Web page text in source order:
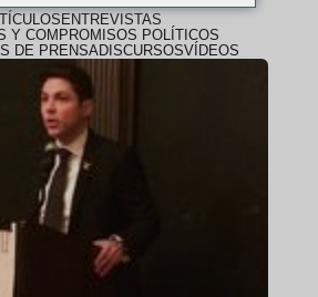
ENTREVISTAS
Y COMPROMISOS POLÍTICOS
DE PRENSA DISCURSOSVÍDEOS